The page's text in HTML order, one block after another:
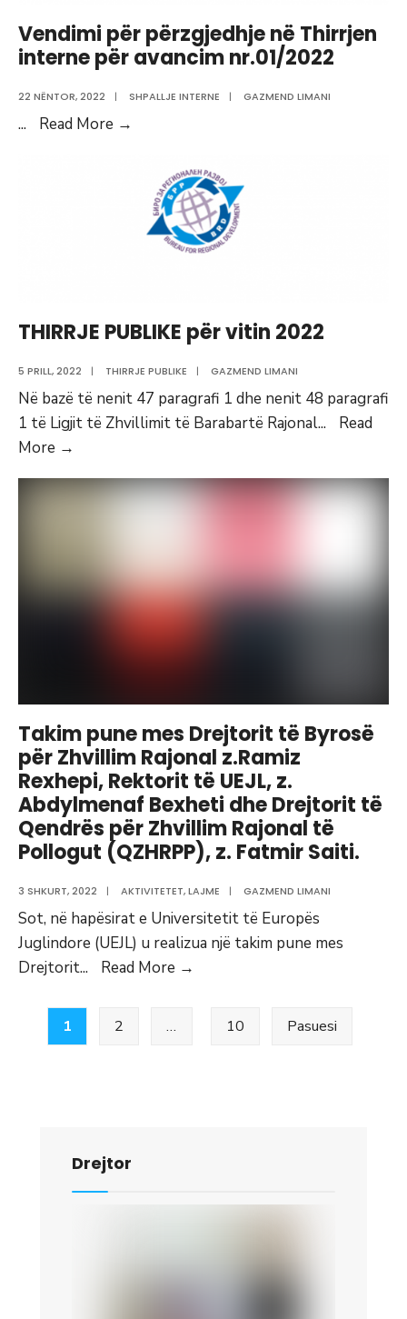
Vendimi për përzgjedhje në Thirrjen
interne për avancim nr.01/2022
22 NËNTOR, 2022 | SHPALLJE INTERNE | GAZMEND LIMANI
... Read More →
përzgjedhje
Thirrjen
interne
nr.01/2022
THIRRJE PUBLIKE për vitin 2022
5 PRILL, 2022 | THIRRJE PUBLIKE | GAZMEND LIMANI
Në bazë të nenit 47 paragrafi 1 dhe nenit 48 paragrafi
1 të Ligjit të Zhvillimit të Barabartë Rajonal...
Read
More →
për
Takim pune mes Drejtorit të Byrosë
për Zhvillim Rajonal z.Ramiz
Rexhepi, Rektorit të UEJL, z.
Abdylmenaf Bexheti dhe Drejtorit të
Qendrës për Zhvillim Rajonal të
Pollogut (QZHRPP), z. Fatmir Saiti.
3 SHKURT, 2022 | AKTIVITETET,LAJME | GAZMEND LIMANI
Sot, në hapësirat e Universitetit të Europës
Juglindore (UEJL) u realizua një takim pune mes
Drejtorit... Read More →
Faqosje
postimesh
1 2 … 10 Pasuesi
Drejtor